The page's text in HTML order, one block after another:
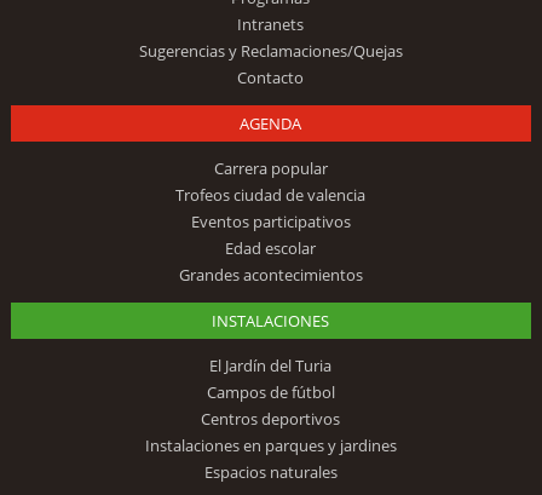
Intranets
Sugerencias y Reclamaciones/Quejas
Contacto
AGENDA
Carrera popular
Trofeos ciudad de valencia
Eventos participativos
Edad escolar
Grandes acontecimientos
INSTALACIONES
El Jardín del Turia
Campos de fútbol
Centros deportivos
Instalaciones en parques y jardines
Espacios naturales